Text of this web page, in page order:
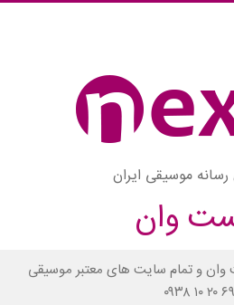
موسیقی ایران
وان
و تمام سایت های معتبر موسیقی
۱۰ ۲۰ ۶۹۲